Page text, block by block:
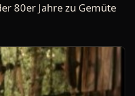
80er Jahre zu Gemüte